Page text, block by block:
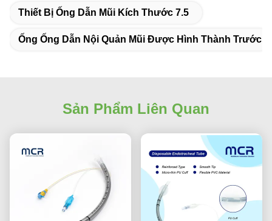
Thiết Bị Ống Dẫn Mũi Kích Thước 7.5
Ống Ống Dẫn Nội Quản Mũi Được Hình Thành Trước
Sản Phẩm Liên Quan